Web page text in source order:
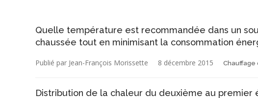
Quelle température est recommandée dans un
chaussée tout en minimisant la consommation
Publié par Jean-François Morissette 8 décembre 2015
Distribution de la chaleur du deuxième au premier